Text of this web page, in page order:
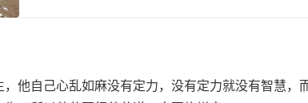
他自己心乱如麻没有定力，没有定力就没有智慧，